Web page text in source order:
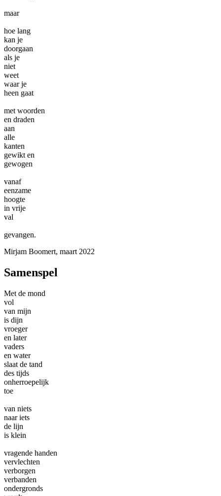
maar
hoe lang
kan je
doorgaan
als je
niet
weet
waar je
heen gaat
met woorden
en draden
aan
alle
kanten
gewikt en
gewogen
vanaf
eenzame
hoogte
in vrije
val
gevangen.
Mirjam Boomert, maart 2022
Samenspel
Met de mond
vol
van mijn
is dijn
vroeger
en later
vaders
en water
slaat de tand
des tijds
onherroepelijk
toe
van niets
naar iets
de lijn
is klein
vragende handen
vervlechten
verborgen
verbanden
ondergronds